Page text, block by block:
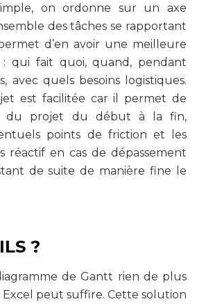
on ordonne sur un axe
des tâches se rapportant
d’en avoir une meilleure
: qui fait quoi, quand, pendant
avec quels besoins logistiques.
est facilitée car il permet de
du projet du début à la fin,
points de friction et les
réactif en cas de dépassement
de suite de manière fine le
?
de Gantt rien de plus
peut suffire. Cette solution